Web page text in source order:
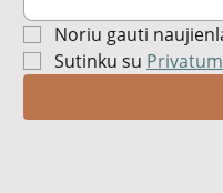
Noriu gauti
Sutinku su